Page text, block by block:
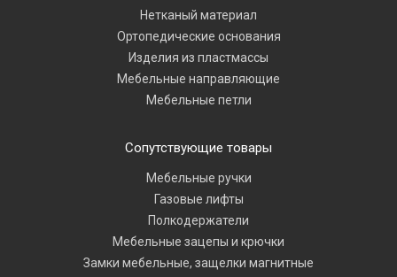
Нетканый материал
Ортопедические основания
Изделия из пластмассы
Мебельные направляющие
Мебельные петли
Сопутствующие товары
Мебельные ручки
Газовые лифты
Полкодержатели
Мебельные зацепы и крючки
Замки мебельные, защелки магнитные